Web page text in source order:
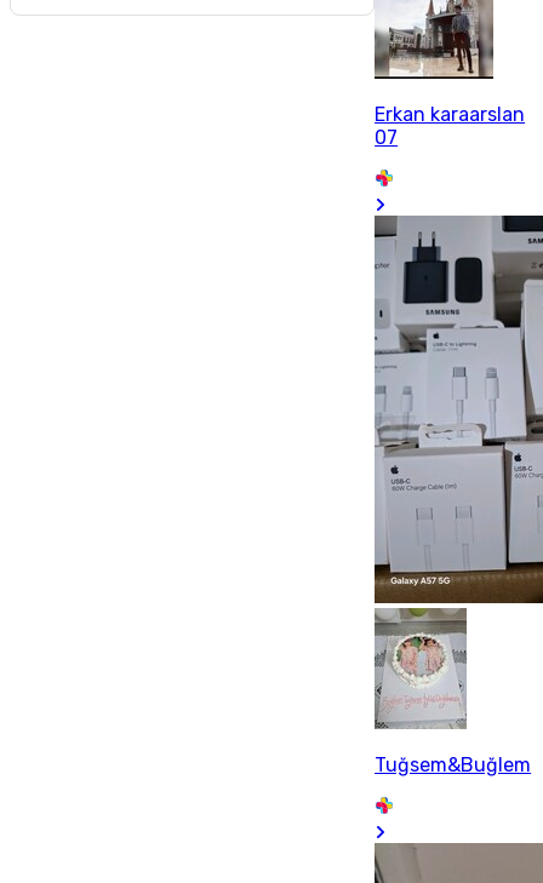
Erkan karaarslan
07
Tuğsem&Buğlem